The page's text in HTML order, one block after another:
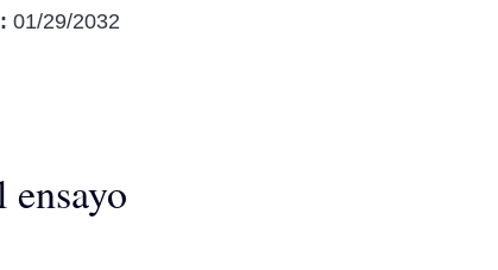
01/29/2032